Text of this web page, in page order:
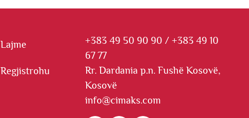
Lajme
Regjistrohu
+383 49 50 90 90 / +383 49 10
67 77
Rr. Dardania p.n. Fushë Kosovë,
Kosovë
info@cimaks.com